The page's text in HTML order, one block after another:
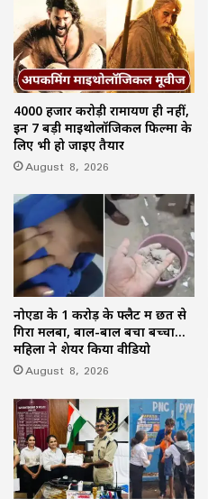
4000 हजार करोड़ी रामायण ही नहीं,
इन 7 बड़ी माइथोलॉजिकल फिल्मों के
लिए भी हो जाइए तैयार
August 8, 2026
नोएडा के 1 करोड़ के फ्लैट में छत से
गिरा मलबा, बाल-बाल बचा बच्चा…
महिला ने शेयर किया वीडियो
August 8, 2026